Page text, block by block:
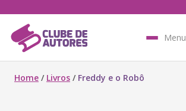
Menu
Home / Livros / Freddy e o Robô